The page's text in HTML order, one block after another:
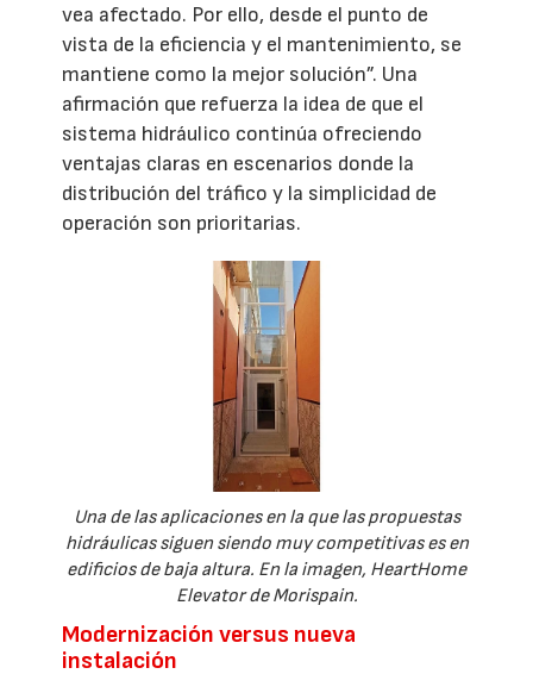
vea afectado. Por ello, desde el punto de
vista de la eficiencia y el mantenimiento, se
mantiene como la mejor solución”. Una
afirmación que refuerza la idea de que el
sistema hidráulico continúa ofreciendo
ventajas claras en escenarios donde la
distribución del tráfico y la simplicidad de
operación son prioritarias.
Una de las aplicaciones en la que las propuestas
hidráulicas siguen siendo muy competitivas es en
edificios de baja altura. En la imagen, HeartHome
Elevator de Morispain.
Modernización versus nueva
instalación